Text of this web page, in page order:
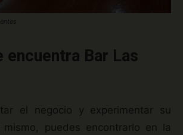
encuentra Bar Las
el negocio y experimentar su
puedes encontrarlo en la